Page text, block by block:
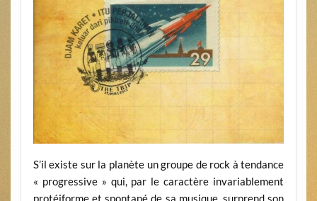
S’il existe sur la planète un groupe de rock à tendance
« progressive » qui, par le caractère invariablement
protéiforme et spontané de sa musique, surprend son